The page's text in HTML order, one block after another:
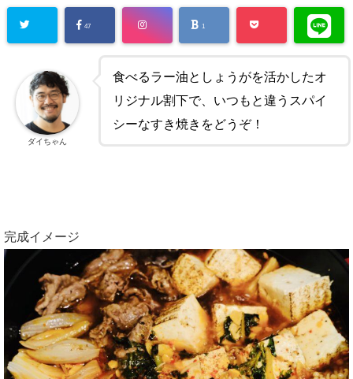
47 1
食べるラー油としょうがを活かしたオ
リジナル割下で、いつもと違うスパイ
シーなすき焼きをどうぞ！
ダイちゃん
完成イメージ